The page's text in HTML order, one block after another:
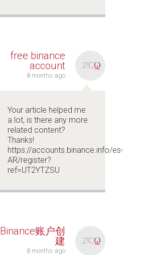
free binance
account
8 months ago
Your article helped me
a lot, is there any more
related content?
Thanks!
https://accounts.binance.info/es-
AR/register?
ref=UT2YTZSU
Binance账户创
建
8 months ago